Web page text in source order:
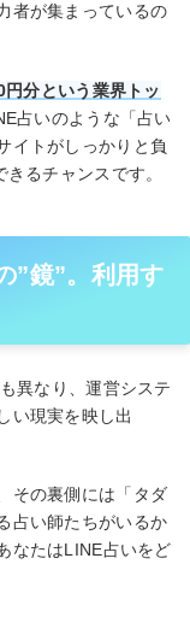
者が集まっているの
分という業界トッ
占いのような「占い
イトがしっかりと負
るチャンスです。
”鏡”。利用す
異なり、運営システ
い現実を映し出
その裏側には「タダ
占い師たちがいるか
なたはLINE占いをど